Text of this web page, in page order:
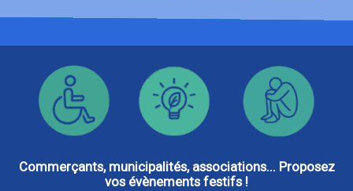
Commerçants, municipalités, associations... Proposez
vos évènements festifs !